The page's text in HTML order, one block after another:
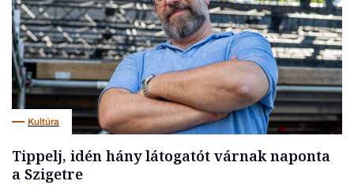
Kultúra
Tippelj, idén hány látogatót várnak naponta
a Szigetre